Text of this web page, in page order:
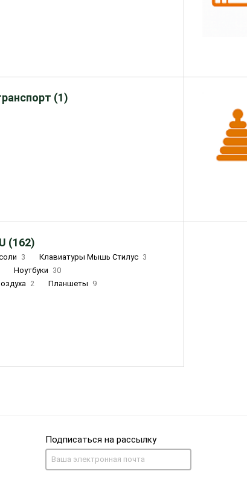
(1)
(162)
3 Клавиатуры Мышь Стилус 3
Ноутбуки 30
2 Планшеты 9
Подписаться на рассылку